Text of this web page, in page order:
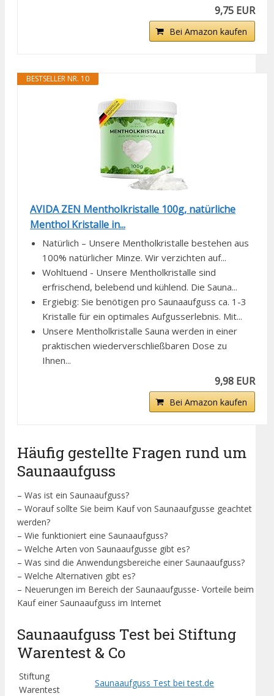
9,75 EUR
Bei Amazon kaufen
BESTSELLER NR. 10
AVIDA ZEN Mentholkristalle 100g, natürliche
Menthol Kristalle in...
Natürlich – Unsere Mentholkristalle bestehen aus
100% natürlicher Minze. Wir verzichten auf...
Wohltuend - Unsere Mentholkristalle sind
erfrischend, belebend und kühlend. Die Sauna...
Ergiebig: Sie benötigen pro Saunaaufguss ca. 1-3
Kristalle für ein optimales Aufgusserlebnis. Mit...
Unsere Mentholkristalle Sauna werden in einer
praktischen wiederverschließbaren Dose zu
Ihnen...
9,98 EUR
Bei Amazon kaufen
Häufig gestellte Fragen rund um
Saunaaufguss
– Was ist ein Saunaaufguss?
– Worauf sollte Sie beim Kauf von Saunaaufgusse geachtet
werden?
– Wie funktioniert eine Saunaaufguss?
– Welche Arten von Saunaaufgusse gibt es?
– Was sind die Anwendungsbereiche einer Saunaaufguss?
– Welche Alternativen gibt es?
– Neuerungen im Bereich der Saunaaufgusse- Vorteile beim
Kauf einer Saunaaufguss im Internet
Saunaaufguss Test bei Stiftung
Warentest & Co
Stiftung
Warentest
Saunaaufguss Test bei test.de